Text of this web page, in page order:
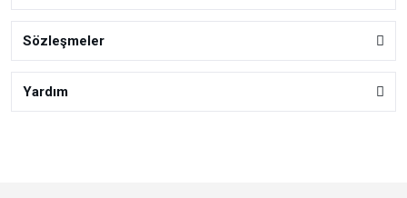
Sözleşmeler
Yardım